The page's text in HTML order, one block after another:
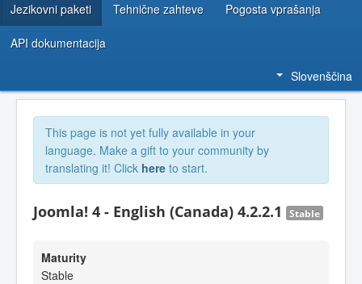
Jezikovni paketi Tehnične zahteve Pogosta vprašanja
API dokumentacija
Slovenščina
This page is not yet fully available in your
language. Make a gift to your community by
translating it! Click here to start.
Joomla! 4 - English (Canada) 4.2.2.1 Stable
Maturity
Stable